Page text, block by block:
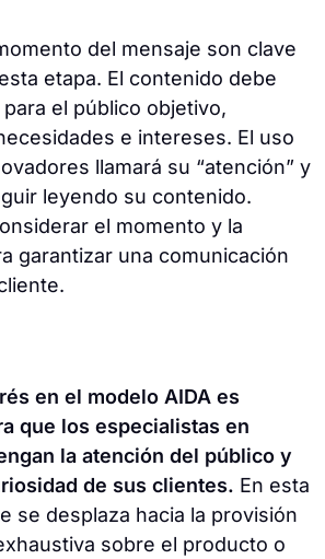
del mensaje son clave
etapa. El contenido debe
el público objetivo,
e intereses. El uso
llamará su “atención” y
leyendo su contenido.
el momento y la
garantizar una comunicación
en el modelo AIDA es
que los especialistas en
la atención del público y
de sus clientes. En esta
se desplaza hacia la provisión
sobre el producto o